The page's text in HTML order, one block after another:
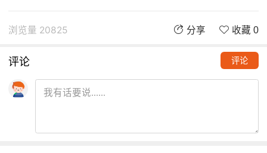
浏览量 20825 分享 收藏 0
评论 评论